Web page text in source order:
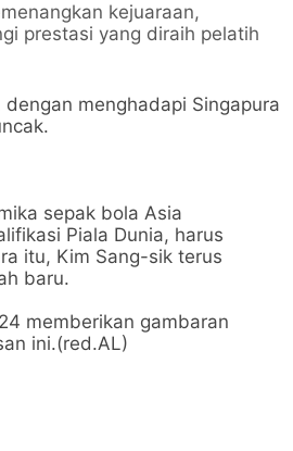
kejuaraan,
prestasi yang diraih pelatih
menghadapi Singapura
sepak bola Asia
Piala Dunia, harus
itu, Kim Sang-sik terus
baru.
memberikan gambaran
ini.(red.AL)